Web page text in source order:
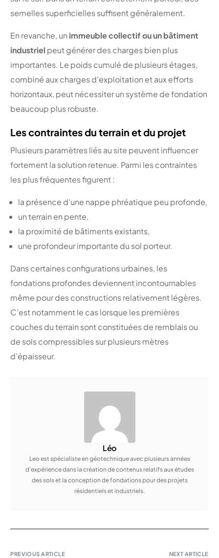
semelles superficielles suffisent généralement.
En revanche, un immeuble collectif ou un bâtiment
industriel peut générer des charges bien plus
importantes. Le poids cumulé de plusieurs étages,
combiné aux charges d’exploitation et aux efforts
horizontaux, peut nécessiter un système de fondation
beaucoup plus robuste.
Les contraintes du terrain et du projet
Plusieurs paramètres liés au site peuvent influencer
fortement la solution retenue. Parmi les contraintes
les plus fréquentes figurent :
la présence d’une nappe phréatique peu profonde,
un terrain en pente,
la proximité de bâtiments existants,
une profondeur importante du sol porteur.
Dans certaines configurations urbaines, les
fondations profondes deviennent incontournables
même pour des constructions relativement légères.
C’est notamment le cas lorsque les premières
couches du terrain sont constituées de remblais ou
de sols compressibles sur plusieurs mètres
d’épaisseur.
Léo
Leo est spécialiste en géotechnique avec plusieurs années
d’expérience dans la création de contenus relatifs aux études
des sols et la conception de fondations pour des projets
résidentiels et industriels.
PREVIOUS ARTICLE NEXT ARTICLE